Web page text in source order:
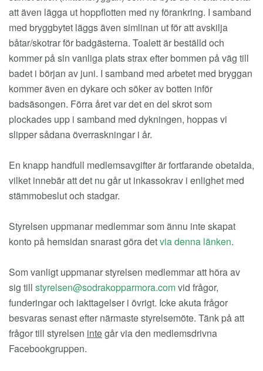
att även lägga ut hoppflotten med ny förankring. I samband
med bryggbytet läggs även simlinan ut för att avskilja
båtar/skotrar för badgästerna. Toalett är beställd och
kommer på sin vanliga plats strax efter bommen på väg till
badet i början av juni. I samband med arbetet med bryggan
kommer även en dykare och söker av botten inför
badsäsongen. Förra året var det en del skrot som
plockades upp i samband med dykningen, hoppas vi
slipper sådana överraskningar i år.
En knapp handfull medlemsavgifter är fortfarande obetalda,
vilket innebär att det nu går ut inkassokrav i enlighet med
stämmobeslut och stadgar.
Styrelsen uppmanar medlemmar som ännu inte skapat
konto på hemsidan snarast göra detvia denna länken.
Som vanligt uppmanar styrelsen medlemmar att höra av
sig till
vid frågor,
funderingar och iakttagelser i övrigt. Icke akuta frågor
besvaras senast efter närmaste styrelsemöte. Tänk på att
frågor till styrelsen integår via den medlemsdrivna
Facebookgruppen.